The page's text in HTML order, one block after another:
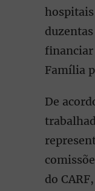
financiar
Família
De
do